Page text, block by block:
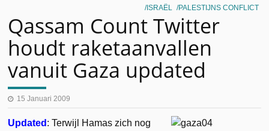
CITYTRIP | ROEMENIË – Boekarest: de verrassing van Oost-Europa
ISRAËL PALESTIJNS CONFLICT
Qassam Count Twitter
houdt raketaanvallen
vanuit Gaza updated
15 Januari 2009
Updated : Terwijl Hamas zich nog